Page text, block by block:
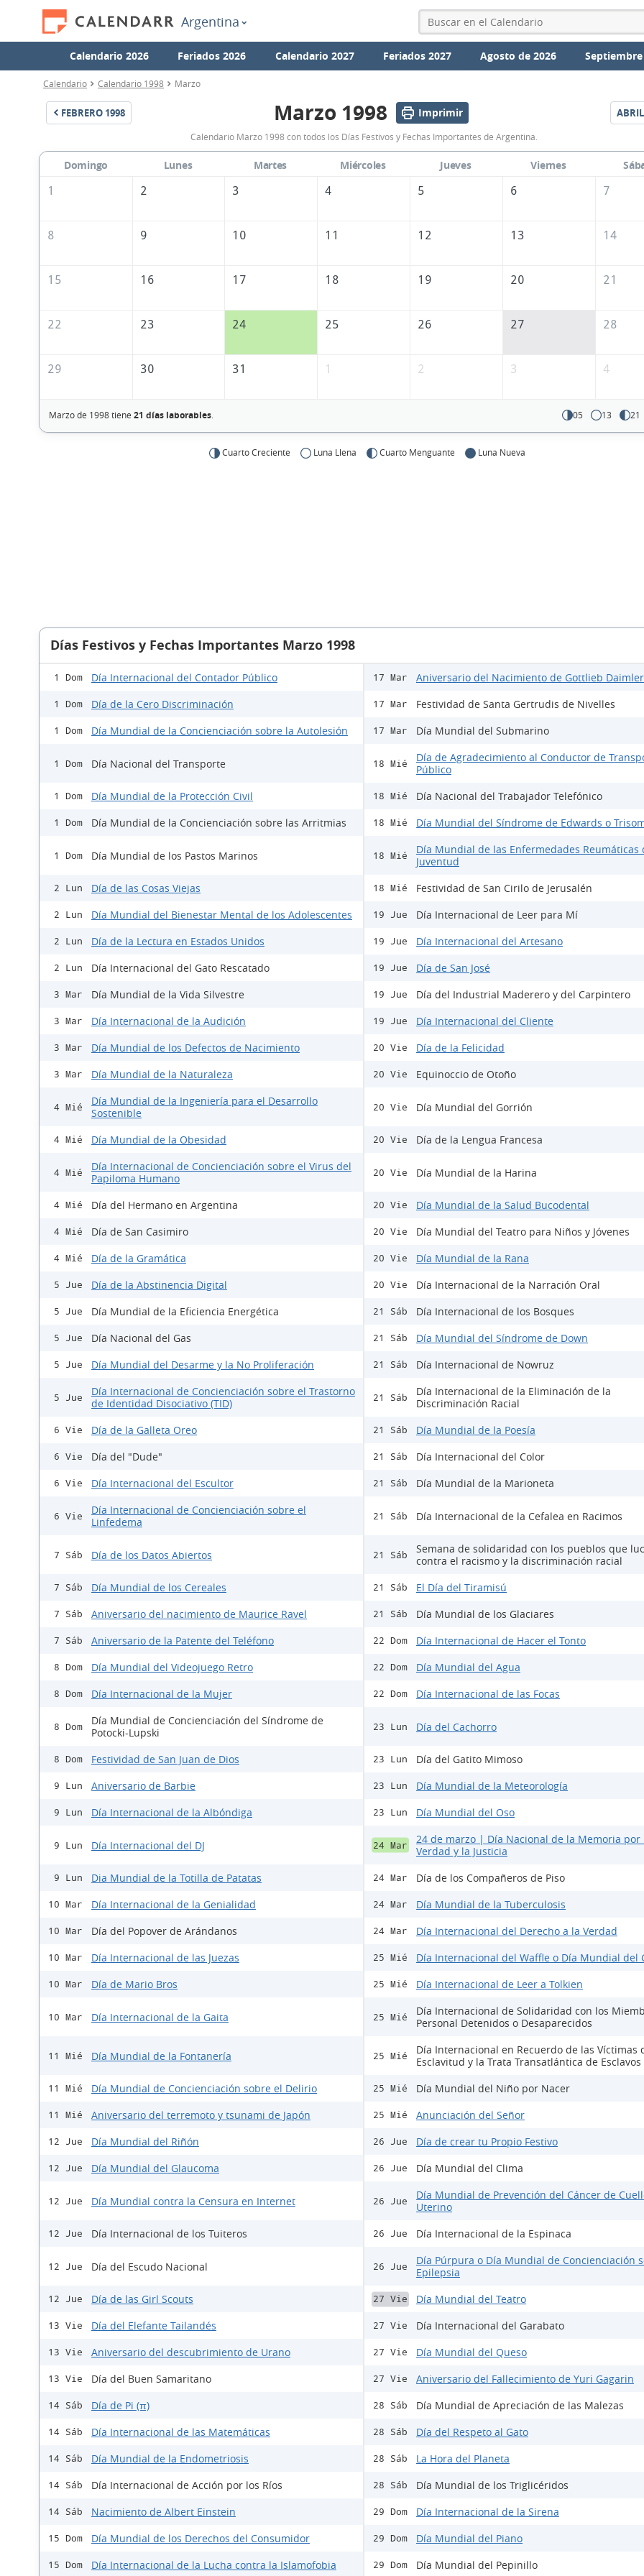
Argentina
Calendario 2026 Feriados 2026 Calendario 2027 Feriados 2027 Agosto de 2026
Calendario Calendario 1998 Marzo
FEBRERO 1998
Calendario
Marzo
1998
Argentina
Marzo 1998 Imprimir ABRIL
Calendario Marzo 1998 con todos los Días Festivos y Fechas Importantes de Argentina.
Domingo Lunes Martes Miércoles Jueves Viernes
1
2 3 4 5 6 7
8 9 10 11 12 13 14
15 16 17 18 19 20 21
22 23 24 25 26 27 28
29 30 31 1 2 3 4
Marzo de 1998 tiene 21 días laborables. 05 13 21
Cuarto Creciente Luna Llena Cuarto Menguante Luna Nueva
Días Festivos y Fechas Importantes Marzo 1998
1 Dom Día Internacional del Contador Público
1 Dom Día de la Cero Discriminación
1 Dom Día Mundial de la Concienciación sobre la Autolesión
1 Dom Día Nacional del Transporte
1 Dom Día Mundial de la Protección Civil
1 Dom Día Mundial de la Concienciación sobre las Arritmias
1 Dom Día Mundial de los Pastos Marinos
2 Lun Día de las Cosas Viejas
2 Lun Día Mundial del Bienestar Mental de los Adolescentes
2 Lun Día de la Lectura en Estados Unidos
2 Lun Día Internacional del Gato Rescatado
3 Mar Día Mundial de la Vida Silvestre
3 Mar Día Internacional de la Audición
3 Mar Día Mundial de los Defectos de Nacimiento
3 Mar Día Mundial de la Naturaleza
4 Mié
Día Mundial de la Ingeniería para el Desarrollo
Sostenible
4 Mié Día Mundial de la Obesidad
4 Mié
Día Internacional de Concienciación sobre el Virus del
Papiloma Humano
4 Mié Día del Hermano en Argentina
4 Mié Día de San Casimiro
4 Mié Día de la Gramática
5 Jue Día de la Abstinencia Digital
5 Jue Día Mundial de la Eficiencia Energética
5 Jue Día Nacional del Gas
5 Jue Día Mundial del Desarme y la No Proliferación
5 Jue
Día Internacional de Concienciación sobre el Trastorno
de Identidad Disociativo (TID)
6 Vie Día de la Galleta Oreo
6 Vie Día del "Dude"
6 Vie Día Internacional del Escultor
6 Vie
Día Internacional de Concienciación sobre el
Linfedema
7 Sáb Día de los Datos Abiertos
7 Sáb Día Mundial de los Cereales
7 Sáb Aniversario del nacimiento de Maurice Ravel
7 Sáb Aniversario de la Patente del Teléfono
8 Dom Día Mundial del Videojuego Retro
8 Dom Día Internacional de la Mujer
8 Dom
Día Mundial de Concienciación del Síndrome de
Potocki-Lupski
8 Dom Festividad de San Juan de Dios
9 Lun Aniversario de Barbie
9 Lun Día Internacional de la Albóndiga
9 Lun Día Internacional del DJ
9 Lun Dia Mundial de la Totilla de Patatas
10 Mar Día Internacional de la Genialidad
10 Mar Día del Popover de Arándanos
10 Mar Día Internacional de las Juezas
10 Mar Día de Mario Bros
10 Mar Día Internacional de la Gaita
11 Mié Día Mundial de la Fontanería
11 Mié Día Mundial de Concienciación sobre el Delirio
11 Mié Aniversario del terremoto y tsunami de Japón
12 Jue Día Mundial del Riñón
12 Jue Día Mundial del Glaucoma
12 Jue Día Mundial contra la Censura en Internet
12 Jue Día Internacional de los Tuiteros
12 Jue Día del Escudo Nacional
12 Jue Día de las Girl Scouts
13 Vie Día del Elefante Tailandés
13 Vie Aniversario del descubrimiento de Urano
13 Vie Día del Buen Samaritano
14 Sáb Día de Pi (π)
14 Sáb Día Internacional de las Matemáticas
14 Sáb Día Mundial de la Endometriosis
14 Sáb Día Internacional de Acción por los Ríos
14 Sáb Nacimiento de Albert Einstein
15 Dom Día Mundial de los Derechos del Consumidor
15 Dom Día Internacional de la Lucha contra la Islamofobia
17 Mar Aniversario del Nacimiento de Gottlieb Daimler
17 Mar Festividad de Santa Gertrudis de Nivelles
17 Mar Día Mundial del Submarino
18 Mié
Día de Agradecimiento al Conductor de
Público
18 Mié Día Nacional del Trabajador Telefónico
18 Mié Día Mundial del Síndrome de Edwards o
18 Mié
Día Mundial de las Enfermedades Reumáticas
Juventud
18 Mié Festividad de San Cirilo de Jerusalén
19 Jue Día Internacional de Leer para Mí
19 Jue Día Internacional del Artesano
19 Jue Día de San José
19 Jue Día del Industrial Maderero y del Carpintero
19 Jue Día Internacional del Cliente
20 Vie Día de la Felicidad
20 Vie Equinoccio de Otoño
20 Vie Día Mundial del Gorrión
20 Vie Día de la Lengua Francesa
20 Vie Día Mundial de la Harina
20 Vie Día Mundial de la Salud Bucodental
20 Vie Día Mundial del Teatro para Niños y Jóvenes
20 Vie Día Mundial de la Rana
20 Vie Día Internacional de la Narración Oral
21 Sáb Día Internacional de los Bosques
21 Sáb Día Mundial del Síndrome de Down
21 Sáb Día Internacional de Nowruz
21 Sáb
Día Internacional de la Eliminación de la
Discriminación Racial
21 Sáb Día Mundial de la Poesía
21 Sáb Día Internacional del Color
21 Sáb Día Mundial de la Marioneta
21 Sáb Día Internacional de la Cefalea en Racimos
21 Sáb
Semana de solidaridad con los pueblos que
contra el racismo y la discriminación racial
21 Sáb El Día del Tiramisú
21 Sáb Día Mundial de los Glaciares
22 Dom Día Internacional de Hacer el Tonto
22 Dom Día Mundial del Agua
22 Dom Día Internacional de las Focas
23 Lun Día del Cachorro
23 Lun Día del Gatito Mimoso
23 Lun Día Mundial de la Meteorología
23 Lun Día Mundial del Oso
24 Mar
24 de marzo | Día Nacional de la Memoria por
Verdad y la Justicia
24 Mar Día de los Compañeros de Piso
24 Mar Día Mundial de la Tuberculosis
24 Mar Día Internacional del Derecho a la Verdad
25 Mié Día Internacional del Waffle o Día Mundial del
25 Mié Día Internacional de Leer a Tolkien
25 Mié
Día Internacional de Solidaridad con los
Personal Detenidos o Desaparecidos
25 Mié
Día Internacional en Recuerdo de las Víctimas
Esclavitud y la Trata Transatlántica de Esclavos
25 Mié Día Mundial del Niño por Nacer
25 Mié Anunciación del Señor
26 Jue Día de crear tu Propio Festivo
26 Jue Día Mundial del Clima
26 Jue
Día Mundial de Prevención del Cáncer de
Uterino
26 Jue Día Internacional de la Espinaca
26 Jue
Día Púrpura o Día Mundial de Concienciación
Epilepsia
27 Vie Día Mundial del Teatro
27 Vie Día Internacional del Garabato
27 Vie Día Mundial del Queso
27 Vie Aniversario del Fallecimiento de Yuri Gagarin
28 Sáb Día Mundial de Apreciación de las Malezas
28 Sáb Día del Respeto al Gato
28 Sáb La Hora del Planeta
28 Sáb Día Mundial de los Triglicéridos
29 Dom Día Internacional de la Sirena
29 Dom Día Mundial del Piano
29 Dom Día Mundial del Pepinillo